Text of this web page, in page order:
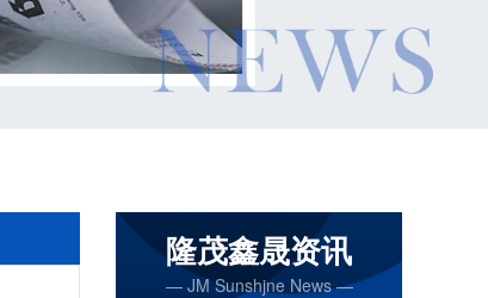
隆茂鑫晟资讯
— JM Sunshjne News —